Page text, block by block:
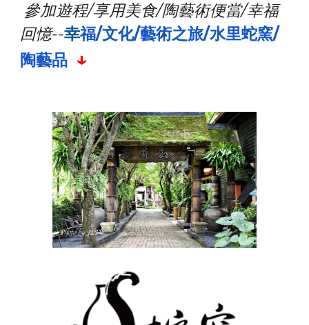
參加遊程/享用美食/陶藝術便當/幸福
回憶--幸福/文化/藝術之旅/水里蛇窯/
陶藝品 ↓